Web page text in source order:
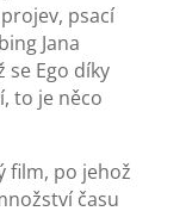
psací
Jana
se Ego díky
to je něco
film, po jehož
času